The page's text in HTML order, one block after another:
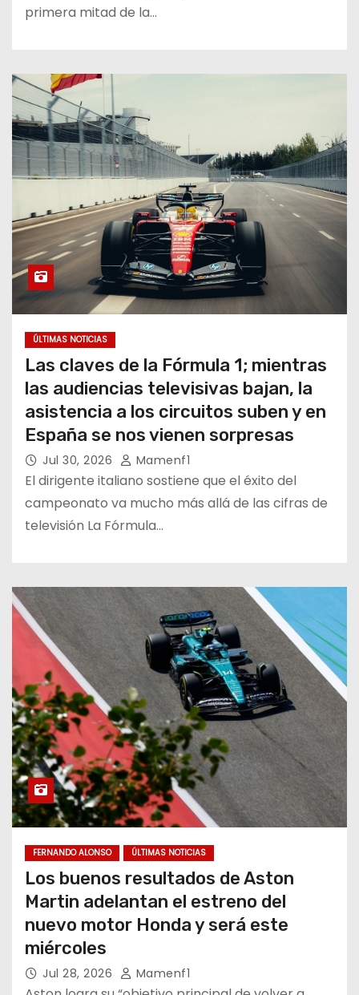
primera mitad de la…
ÚLTIMAS NOTICIAS
Las claves de la Fórmula 1; mientras
las audiencias televisivas bajan, la
asistencia a los circuitos suben y en
España se nos vienen sorpresas
Jul 30, 2026 Mamenf1
El dirigente italiano sostiene que el éxito del
campeonato va mucho más allá de las cifras de
televisión La Fórmula…
FERNANDO ALONSO ÚLTIMAS NOTICIAS
Los buenos resultados de Aston
Martin adelantan el estreno del
nuevo motor Honda y será este
miércoles
Jul 28, 2026 Mamenf1